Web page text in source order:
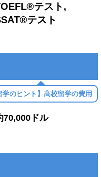
テスト,
テスト
学のヒント】高校留学の費用
70,000ドル